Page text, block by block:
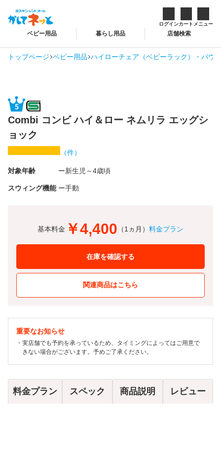
ログインカート メニュー
ベビー用品 暮らし用品 店舗検索
トップページ ベビー用品 ハイローチェア（ベビーラック）・バウ
Combi コンビ ハイ＆ロー ネムリラ エッグシ
ョック
（件）
対象年齢 新生児～4歳頃
スウィング機能 手動
基本料金 ￥4,400 （1ヵ月） 料金プラン
在庫を確認する
関連商品はこちら
重要なお知らせ
実店舗でも予約を承っているため、タイミングによってはご用意で
きない場合がございます。予めご了承ください。
料金プラン スペック 商品説明 レビュー